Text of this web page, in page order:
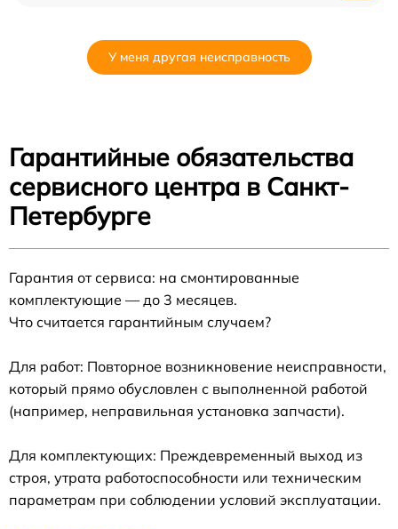
У меня другая неисправность
Гарантийные обязательства
сервисного центра в Санкт-
Петербурге
Гарантия от сервиса: на смонтированные
комплектующие — до 3 месяцев.
Что считается гарантийным случаем?
Для работ: Повторное возникновение неисправности,
который прямо обусловлен с выполненной работой
(например, неправильная установка запчасти).
Для комплектующих: Преждевременный выход из
строя, утрата работоспособности или техническим
параметрам при соблюдении условий эксплуатации.